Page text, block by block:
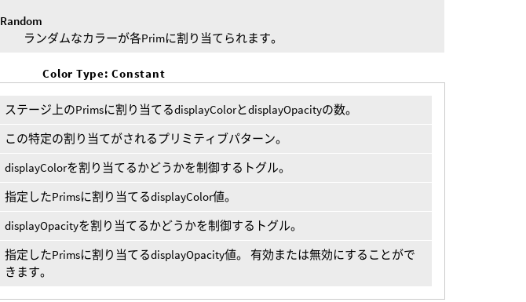
Random
ランダムなカラーが各Primに割り当てられます。
Color Type: Constant
ステージ上のPrimsに割り当てるdisplayColorとdisplayOpacityの数。
この特定の割り当てがされるプリミティブパターン。
displayColorを割り当てるかどうかを制御するトグル。
指定したPrimsに割り当てるdisplayColor値。
displayOpacityを割り当てるかどうかを制御するトグル。
指定したPrimsに割り当てるdisplayOpacity値。 有効または無効にすることがで
きます。